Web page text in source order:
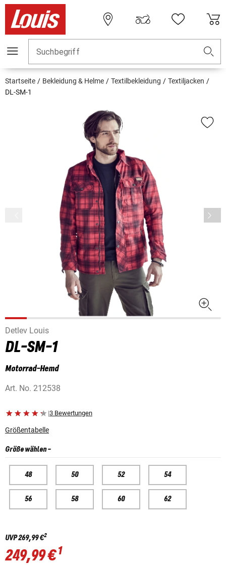
Suchbegriff
Startseite Bekleidung & Helme Textilbekleidung
Textiljacken
DL-SM-1
Detlev Louis
DL-SM-1
Motorrad-Hemd
Art. No. 212538
|3 Bewertungen
Größentabelle
Größe wählen-
48 50 52 54
56 58 60 62
UVP269,99 €2
249,99 €1